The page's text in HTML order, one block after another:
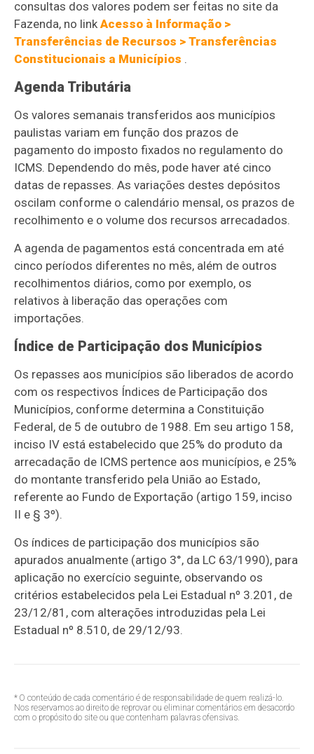
consultas dos valores podem ser feitas no site da
Fazenda, no linkAcesso à Informação >
Transferências de Recursos > Transferências
Constitucionais a Municípios .
Agenda Tributária
Os valores semanais transferidos aos municípios
paulistas variam em função dos prazos de
pagamento do imposto fixados no regulamento do
ICMS. Dependendo do mês, pode haver até cinco
datas de repasses. As variações destes depósitos
oscilam conforme o calendário mensal, os prazos de
recolhimento e o volume dos recursos arrecadados.
A agenda de pagamentos está concentrada em até
cinco períodos diferentes no mês, além de outros
recolhimentos diários, como por exemplo, os
relativos à liberação das operações com
importações.
Índice de Participação dos Municípios
Os repasses aos municípios são liberados de acordo
com os respectivos Índices de Participação dos
Municípios, conforme determina a Constituição
Federal, de 5 de outubro de 1988. Em seu artigo 158,
inciso IV está estabelecido que 25% do produto da
arrecadação de ICMS pertence aos municípios, e 25%
do montante transferido pela União ao Estado,
referente ao Fundo de Exportação (artigo 159, inciso
II e § 3º).
Os índices de participação dos municípios são
apurados anualmente (artigo 3°, da LC 63/1990), para
aplicação no exercício seguinte, observando os
critérios estabelecidos pela Lei Estadual nº 3.201, de
23/12/81, com alterações introduzidas pela Lei
Estadual nº 8.510, de 29/12/93.
* O conteúdo de cada comentário é de responsabilidade de quem realizá-lo.
Nos reservamos ao direito de reprovar ou eliminar comentários em desacordo
com o propósito do site ou que contenham palavras ofensivas.